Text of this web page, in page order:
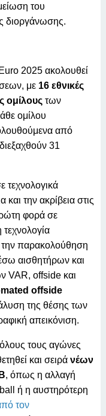
του
διοργάνωσης.
2025 ακολουθεί
με 16 εθνικές
ομίλουςτων
ομίλου
από
31
τεχνολογικά
την ακρίβεια στις
φορά σε
την παρακολούθηση
αισθητήρων και
VAR, offside και
offside
της θέσης των
απεικόνιση.
τους αγώνες
και σειρά νέων
, όπως η αλλαγή
ή η αυστηρότερη
τον